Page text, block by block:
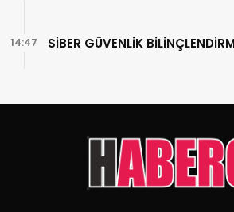
SİBER GÜVENLİK
14:47